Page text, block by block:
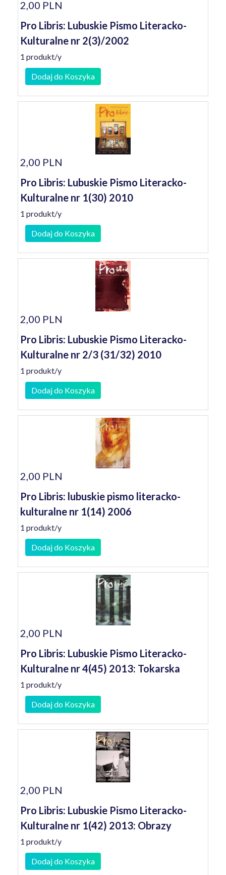
2,00 PLN
Pro Libris: Lubuskie Pismo Literacko-
Kulturalne nr 2(3)/2002
1 produkt/y
Dodaj do Koszyka
2,00 PLN
Pro Libris: Lubuskie Pismo Literacko-
Kulturalne nr 1(30) 2010
1 produkt/y
Dodaj do Koszyka
2,00 PLN
Pro Libris: Lubuskie Pismo Literacko-
Kulturalne nr 2/3 (31/32) 2010
1 produkt/y
Dodaj do Koszyka
2,00 PLN
Pro Libris: lubuskie pismo literacko-
kulturalne nr 1(14) 2006
1 produkt/y
Dodaj do Koszyka
2,00 PLN
Pro Libris: Lubuskie Pismo Literacko-
Kulturalne nr 4(45) 2013: Tokarska
1 produkt/y
Dodaj do Koszyka
2,00 PLN
Pro Libris: Lubuskie Pismo Literacko-
Kulturalne nr 1(42) 2013: Obrazy
1 produkt/y
Dodaj do Koszyka